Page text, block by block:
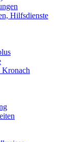
Hilfsdienste
Kronach